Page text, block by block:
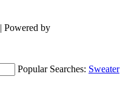
| Powered by
Popular Searches: Sweater